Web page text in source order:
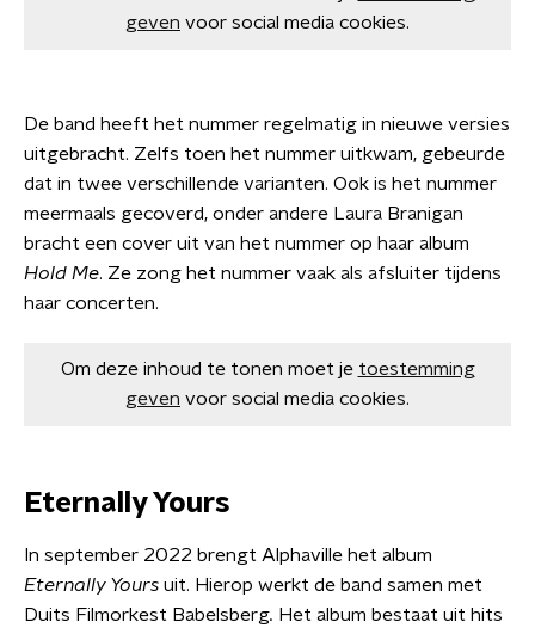
geven voor social media cookies.
De band heeft het nummer regelmatig in nieuwe versies
uitgebracht. Zelfs toen het nummer uitkwam, gebeurde
dat in twee verschillende varianten. Ook is het nummer
meermaals gecoverd, onder andere Laura Branigan
bracht een cover uit van het nummer op haar album
Hold Me. Ze zong het nummer vaak als afsluiter tijdens
haar concerten.
Om deze inhoud te tonen moet je toestemming
geven voor social media cookies.
Eternally Yours
In september 2022 brengt Alphaville het album
Eternally Yours uit. Hierop werkt de band samen met
Duits Filmorkest Babelsberg. Het album bestaat uit hits